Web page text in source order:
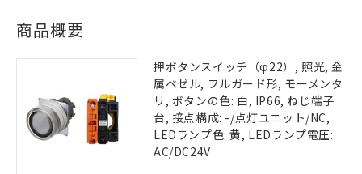
商品概要
押ボタンスイッチ（φ22）, 照光, 金
属ベゼル, フルガード形, モーメンタ
リ, ボタンの色: 白, IP66, ねじ端子
台, 接点構成: -/点灯ユニット/NC,
LEDランプ色: 黄, LEDランプ電圧:
AC/DC24V